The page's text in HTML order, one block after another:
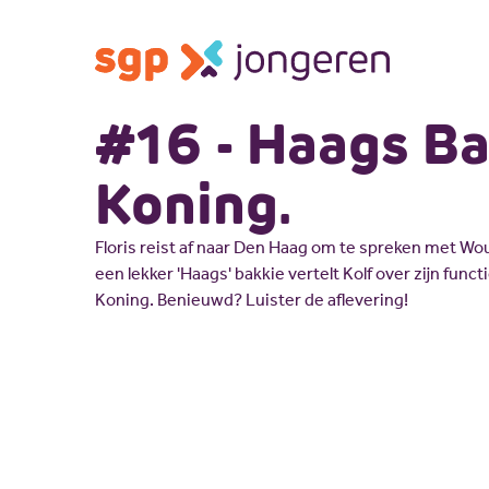
#16 - Haags
Koning.
Floris reist af naar Den Haag om te spreken met
een lekker 'Haags' bakkie vertelt Kolf over zijn
Koning. Benieuwd? Luister de aflevering!